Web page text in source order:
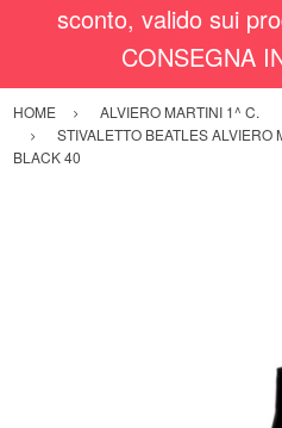
sconto, valido sui
CONSEGNA
HOME
ALVIERO MARTINI 1^ C.
STIVALETTO BEATLES
BLACK 40